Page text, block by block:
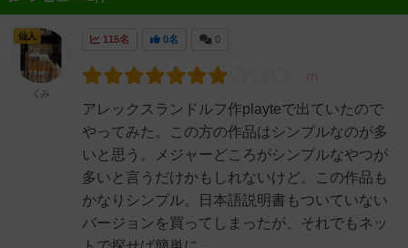
115名 0名 0
アレックスランドルフ作playteで出ていたので
やってみた。この方の作品はシンプルなのが多
いと思う。メジャーどころがシンプルなやつが
多いと言うだけかもしれないけど。この作品も
かなりシンプル。日本語説明書もついていない
バージョンを買ってしまったが、それでもネッ
仙人
くみ